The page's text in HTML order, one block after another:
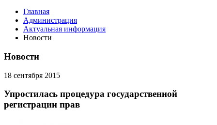
Главная
Администрация
Актуальная информация
Новости
Новости
18 сентября 2015
Упростилась процедура государственной
регистрации прав